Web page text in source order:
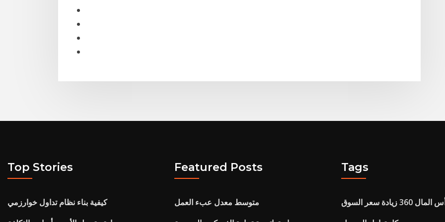
Top Stories
كيفية بناء نظام تداول خوارزمي
Featured Posts
متوسط ​​معدل عبء العمل
Tags
360 زيادة سعر السوق